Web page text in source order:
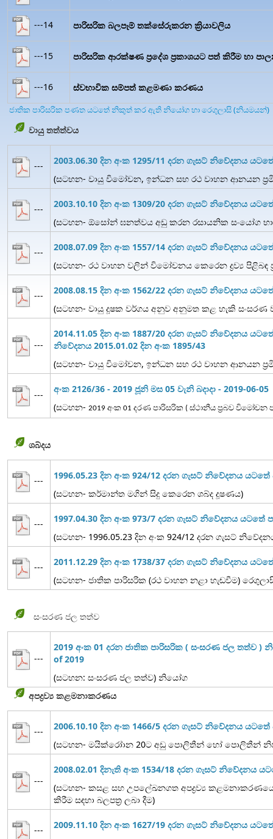
---14 පාරිසරික බලපෑම් තක්සේරුකරන ක්‍රියාවලිය
---15 පාරිසරික ආරක්ෂණ ප්‍රදේශ ප්‍රකාශයට පත් කිරීම හා
---16 ස්වභාවික සම්පත් කළමණා කරණය
ජාතික පාරිසරික පණත යටතේ නිකුත් කර ඇති නියෝග හා රෙගුලාසි (නියමයන්)
වායු තත්ත්වය
---
2003.06.30 දින අංක 1295/11 දරන ගැසට් නිවේදනය
(සටහන- වායු විමෝචන, ඉන්ධන සහ රථ වාහන ආනයන
---
2003.10.10 දින අංක 1309/20 දරන ගැසට් නිවේදනය
(සටහන- ඕසෝන් ඝනත්වය අඩු කරන රසායනික සංයෝග
---
2008.07.09 දින අංක 1557/14 දරන ගැසට් නිවේදනය
(සටහන- රථ වාහන වලින් විමෝචනය කෙරෙන ද්‍රව්‍ය පිළිබඳ
---
2008.08.15 දින අංක 1562/22 දරන ගැසට් නිවේදනය
(සටහන- වායු දූෂක වර්ගය අනුව අනුමත කළ හැකි සංසරණ
---
2014.11.05 දින අංක 1887/20 දරන ගැසට් නිවේදනය
නිවේදනය 2015.01.02 දින අංක 1895/43
(සටහන- වායු විමෝචන, ඉන්ධන සහ රථ වාහන ආනයන
---
අංක 2126/36 - 2019 ජූනි මස 05 වැනි බදාදා - 2019-06-05
(සටහන- 2019 අංක 01 දරණ පාරිසරික ( ස්ථානීය ප්‍රබව
ශබ්දය
---
1996.05.23 දින අංක 924/12 දරන ගැසට් නිවේදනය
(සටහන- කර්මාන්ත මගින් සිදු කෙරෙන ශබ්ද දූෂණය)
---
1997.04.30 දින අංක 973/7 දරන ගැසට් නිවේදනය යටතේ
(සටහන- 1996.05.23 දින අංක 924/12 දරන ගැසට්
---
2011.12.29 දින අංක 1738/37 දරන ගැසට් නිවේදනය
(සටහන- ජාතික පාරිසරික (රථ වාහන නළා හැඬවීම)
සංසරණ ජල තත්ව
---
2019 අංක 01 දරන ජාතික පාරිසරික ( සංසරණ ජල තත්ව )
of 2019
(සටහන: සංසරණ ජල තත්ව) නියෝග
අපද්‍රව්‍ය කළමනාකරණය
---
2006.10.10 දින අංක 1466/5 දරන ගැසට් නිවේදනය
(සටහන- මයික්රෝාන 20ට අඩු පොලිතීන් හෝ පොලිතීන්
---
2008.02.01 දිනැති අංක 1534/18 දරන ගැසට් නිවේදනය
(සටහන- කසළ සහ උපලේඛනගත අපද්‍රව්‍ය
කිරීම සඳහා බලපත්‍ර ලබා දීම)
---
2009.11.10 දින අංක 1627/19 දරන ගැසට් නිවේදනය